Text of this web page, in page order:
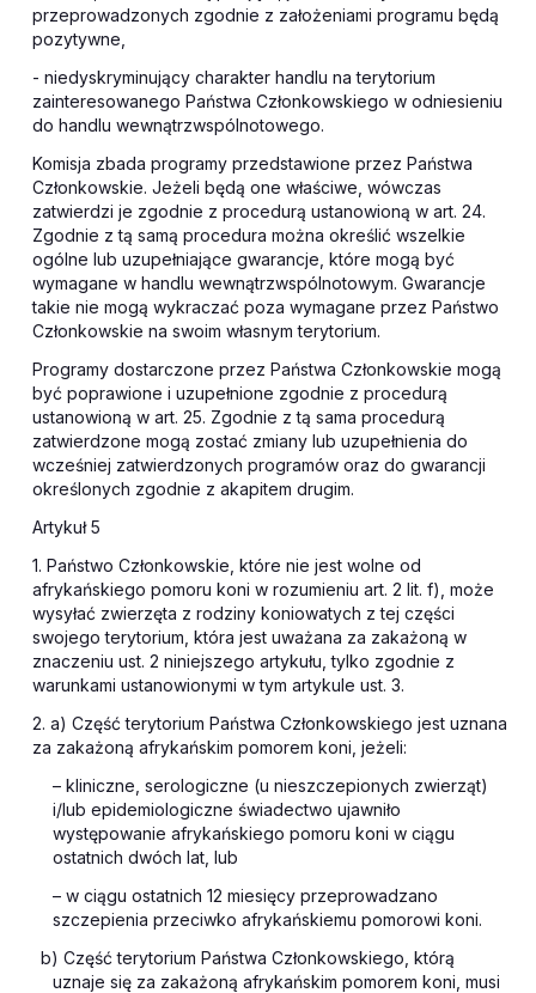
przeprowadzonych zgodnie z założeniami programu będą
pozytywne,
- niedyskryminujący charakter handlu na terytorium
zainteresowanego Państwa Członkowskiego w odniesieniu
do handlu wewnątrzwspólnotowego.
Komisja zbada programy przedstawione przez Państwa
Członkowskie. Jeżeli będą one właściwe, wówczas
zatwierdzi je zgodnie z procedurą ustanowioną w art. 24.
Zgodnie z tą samą procedura można określić wszelkie
ogólne lub uzupełniające gwarancje, które mogą być
wymagane w handlu wewnątrzwspólnotowym. Gwarancje
takie nie mogą wykraczać poza wymagane przez Państwo
Członkowskie na swoim własnym terytorium.
Programy dostarczone przez Państwa Członkowskie mogą
być poprawione i uzupełnione zgodnie z procedurą
ustanowioną w art. 25. Zgodnie z tą sama procedurą
zatwierdzone mogą zostać zmiany lub uzupełnienia do
wcześniej zatwierdzonych programów oraz do gwarancji
określonych zgodnie z akapitem drugim.
Artykuł 5
1. Państwo Członkowskie, które nie jest wolne od
afrykańskiego pomoru koni w rozumieniu art. 2 lit. f), może
wysyłać zwierzęta z rodziny koniowatych z tej części
swojego terytorium, która jest uważana za zakażoną w
znaczeniu ust. 2 niniejszego artykułu, tylko zgodnie z
warunkami ustanowionymi w tym artykule ust. 3.
2. a) Część terytorium Państwa Członkowskiego jest uznana
za zakażoną afrykańskim pomorem koni, jeżeli:
– kliniczne, serologiczne (u nieszczepionych zwierząt)
i/lub epidemiologiczne świadectwo ujawniło
występowanie afrykańskiego pomoru koni w ciągu
ostatnich dwóch lat, lub
– w ciągu ostatnich 12 miesięcy przeprowadzano
szczepienia przeciwko afrykańskiemu pomorowi koni.
b) Część terytorium Państwa Członkowskiego, którą
uznaje się za zakażoną afrykańskim pomorem koni, musi